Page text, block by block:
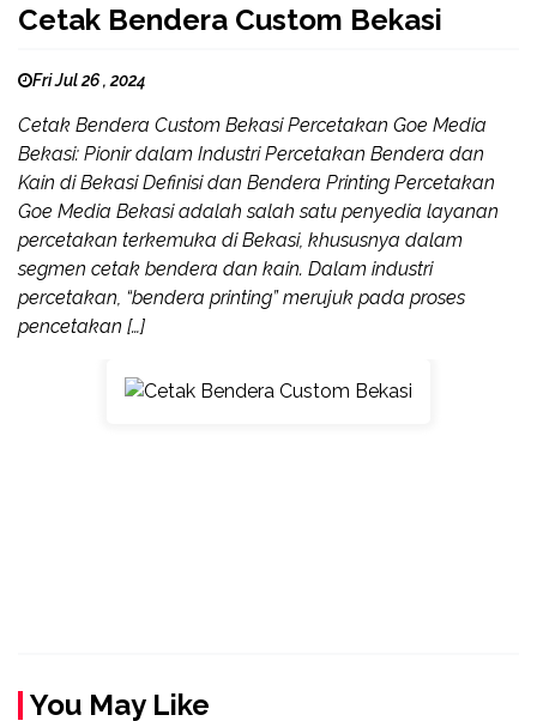
Cetak Bendera Custom Bekasi
Fri Jul 26 , 2024
Cetak Bendera Custom Bekasi Percetakan Goe Media
Bekasi: Pionir dalam Industri Percetakan Bendera dan
Kain di Bekasi Definisi dan Bendera Printing Percetakan
Goe Media Bekasi adalah salah satu penyedia layanan
percetakan terkemuka di Bekasi, khususnya dalam
segmen cetak bendera dan kain. Dalam industri
percetakan, “bendera printing” merujuk pada proses
pencetakan […]
You May Like